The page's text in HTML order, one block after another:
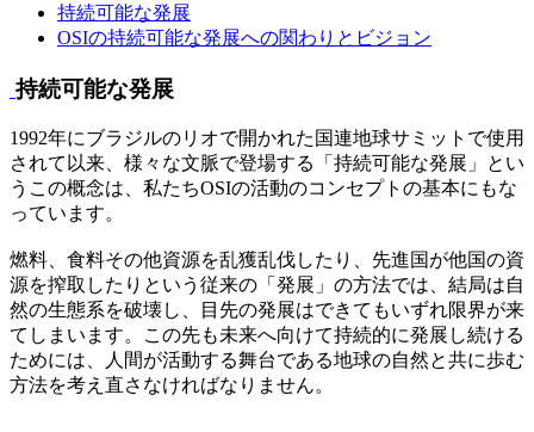
持続可能な発展
OSIの持続可能な発展への関わりとビジョン
持続可能な発展
1992年にブラジルのリオで開かれた国連地球サミットで使用
されて以来、様々な文脈で登場する「持続可能な発展」とい
うこの概念は、私たちOSIの活動のコンセプトの基本にもな
っています。
燃料、食料その他資源を乱獲乱伐したり、先進国が他国の資
源を搾取したりという従来の「発展」の方法では、結局は自
然の生態系を破壊し、目先の発展はできてもいずれ限界が来
てしまいます。この先も未来へ向けて持続的に発展し続ける
ためには、人間が活動する舞台である地球の自然と共に歩む
方法を考え直さなければなりません。